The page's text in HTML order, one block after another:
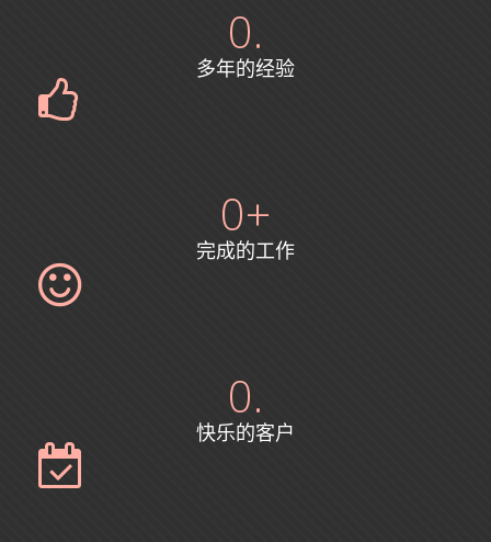
0.
多年的经验
0+
完成的工作
0.
快乐的客户